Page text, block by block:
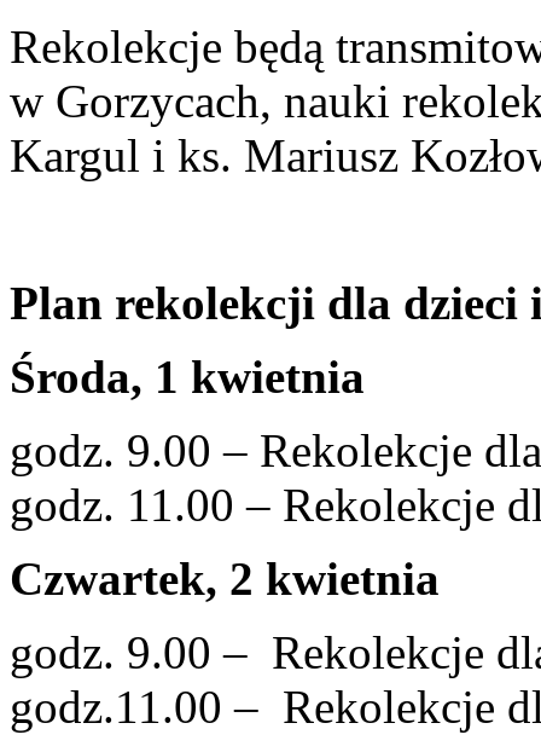
Rekolekcje będą
w Gorzycach, nauki
Kargul i ks. Mariusz
Plan rekolekcji dla dzieci
Środa, 1 kwietnia
godz. 9.00 – Rekolekcje
godz. 11.00 – Rekolekcje
Czwartek, 2 kwietnia
godz. 9.00 – Rekolekcje
godz.11.00 – Rekolekcje